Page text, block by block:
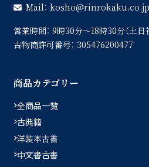
Mail： kosho
rinrokaku.co.jp
営業時間： 9時30分〜18時30分（土日
古物商許可番号： 305476200477
商品カテゴリー
全商品一覧
古典籍
洋装本古書
中文書古書